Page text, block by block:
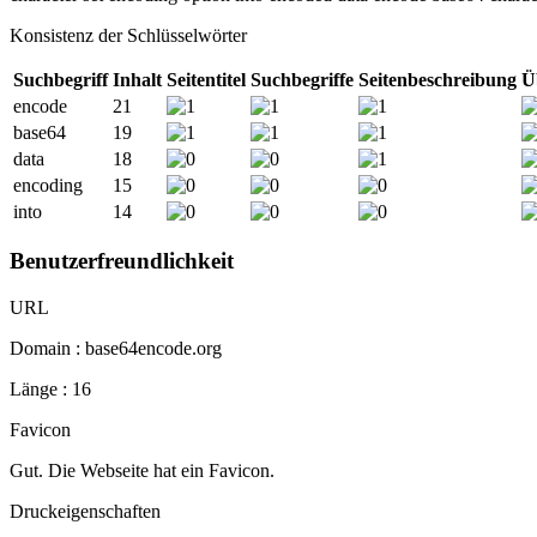
Konsistenz der Schlüsselwörter
Suchbegriff Inhalt Seitentitel Suchbegriffe Seitenbeschreibung
encode
21
base64
19
data
18
encoding
15
into
14
Benutzerfreundlichkeit
URL
Domain : base64encode.org
Länge : 16
Favicon
Gut. Die Webseite hat ein Favicon.
Druckeigenschaften